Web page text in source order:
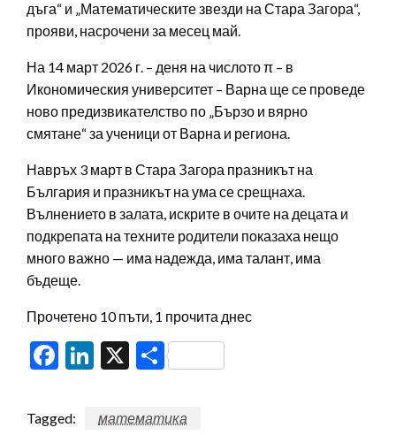
дъга“ и „Математическите звезди на Стара Загора“,
прояви, насрочени за месец май.
На 14 март 2026 г. – деня на числото π – в
Икономическия университет – Варна ще се проведе
ново предизвикателство по „Бързо и вярно
смятане“ за ученици от Варна и региона.
Навръх 3 март в Стара Загора празникът на
България и празникът на ума се срещнаха.
Вълнението в залата, искрите в очите на децата и
подкрепата на техните родители показаха нещо
много важно — има надежда, има талант, има
бъдеще.
Прочетено 10 пъти, 1 прочита днес
Facebook
LinkedIn
X Share
Tagged: математика